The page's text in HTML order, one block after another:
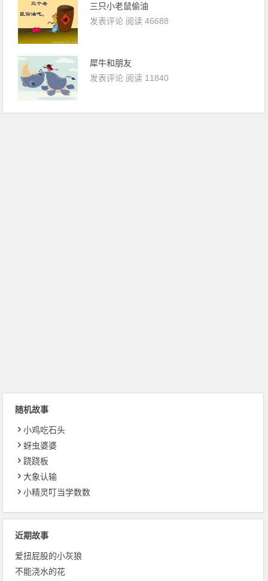
三只小老鼠偷油
发表评论 阅读 46688
犀牛和朋友
发表评论 阅读 11840
随机故事
小鸡吃石头
蚜虫婆婆
跷跷板
大象认输
小精灵叮当学数数
近期故事
爱扭屁股的小灰狼
不能浇水的花